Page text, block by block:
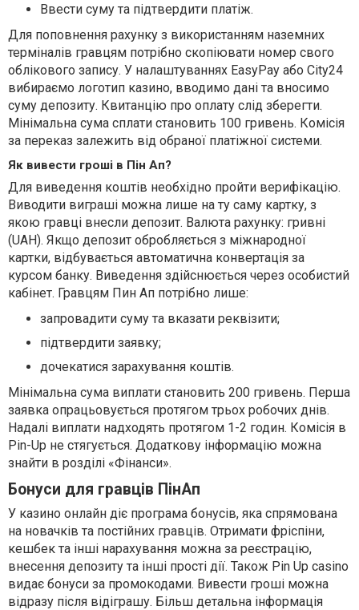
Ввести суму та підтвердити платіж.
Для поповнення рахунку з використанням наземних
терміналів гравцям потрібно скопіювати номер свого
облікового запису. У налаштуваннях EasyPay або City24
вибираємо логотип казино, вводимо дані та вносимо
суму депозиту. Квитанцію про оплату слід зберегти.
Мінімальна сума сплати становить 100 гривень. Комісія
за переказ залежить від обраної платіжної системи.
Як вивести гроші в Пін Ап?
Для виведення коштів необхідно пройти верифікацію.
Виводити виграші можна лише на ту саму картку, з
якою гравці внесли депозит. Валюта рахунку: гривні
(UAH). Якщо депозит обробляється з міжнародної
картки, відбувається автоматична конвертація за
курсом банку. Виведення здійснюється через особистий
кабінет. Гравцям Пин Ап потрібно лише:
запровадити суму та вказати реквізити;
підтвердити заявку;
дочекатися зарахування коштів.
Мінімальна сума виплати становить 200 гривень. Перша
заявка опрацьовується протягом трьох робочих днів.
Надалі виплати надходять протягом 1-2 годин. Комісія в
Pin-Up не стягується. Додаткову інформацію можна
знайти в розділі «Фінанси».
Бонуси для гравців ПінАп
У казино онлайн діє програма бонусів, яка спрямована
на новачків та постійних гравців. Отримати фріспіни,
кешбек та інші нарахування можна за реєстрацію,
внесення депозиту та інші прості дії. Також Pin Up casino
видає бонуси за промокодами. Вивести гроші можна
відразу після відіграшу. Більш детальна інформація